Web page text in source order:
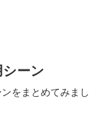
ーン
をまとめてみまし